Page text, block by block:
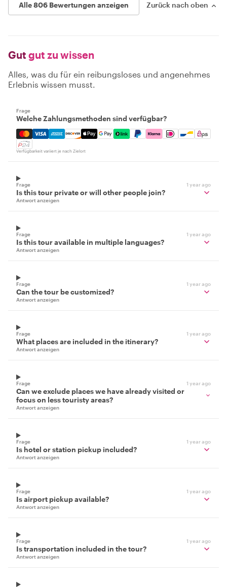
Alle 806 Bewertungen anzeigen Zurück nach oben
Gut gut zu wissen
Alles, was du für ein reibungsloses und angenehmes
Erlebnis wissen musst.
Frage
Welche Zahlungsmethoden sind verfügbar?
Mastercard, Visa, Amex, Discover, Apple Pay, Google
Verfügbarkeit variiert je nach Zielort
Frage 1 year ago
Is this tour private or will other people join?
Antwort anzeigen
Frage 1 year ago
Is this tour available in multiple languages?
Antwort anzeigen
Frage 1 year ago
Can the tour be customized?
Antwort anzeigen
Frage 1 year ago
What places are included in the itinerary?
Antwort anzeigen
Frage 1 year ago
Can we exclude places we have already visited or
focus on less touristy areas?
Antwort anzeigen
Frage 1 year ago
Is hotel or station pickup included?
Antwort anzeigen
Frage 1 year ago
Is airport pickup available?
Antwort anzeigen
Frage 1 year ago
Is transportation included in the tour?
Antwort anzeigen